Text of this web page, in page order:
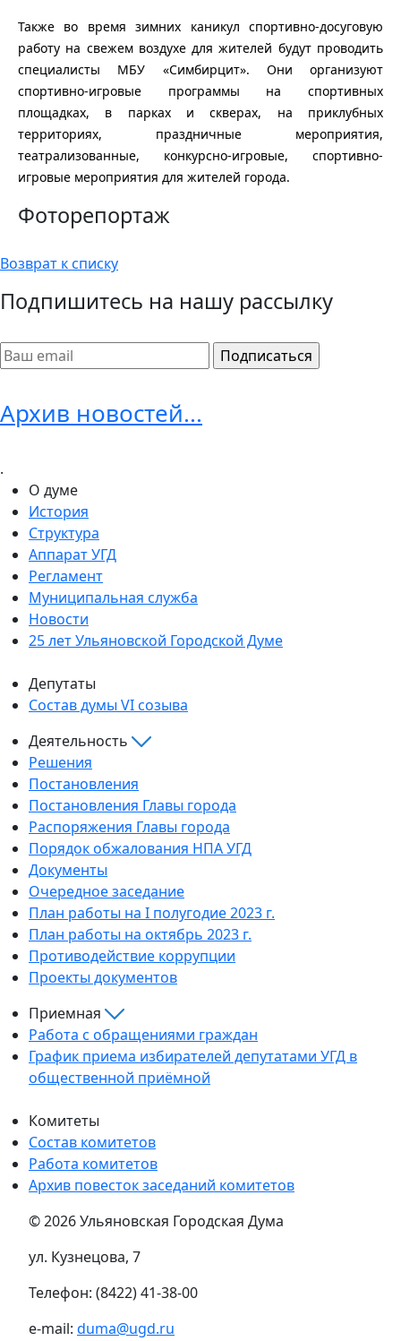
Также во время зимних каникул спортивно-досуговую
работу на свежем воздухе для жителей будут проводить
специалисты МБУ «Симбирцит». Они организуют
спортивно-игровые программы на спортивных
площадках, в парках и скверах, на приклубных
территориях, праздничные мероприятия,
театрализованные, конкурсно-игровые, спортивно-
игровые мероприятия для жителей города.
Фоторепортаж
Возврат к списку
Подпишитесь на нашу рассылку
Архив новостей...
.
О думе
История
Структура
Аппарат УГД
Регламент
Муниципальная служба
Новости
25 лет Ульяновской Городской Думе
Депутаты
Состав думы VI созыва
Деятельность
Решения
Постановления
Постановления Главы города
Распоряжения Главы города
Порядок обжалования НПА УГД
Документы
Очередное заседание
План работы на I полугодие 2023 г.
План работы на октябрь 2023 г.
Противодействие коррупции
Проекты документов
Приемная
Работа с обращениями граждан
График приема избирателей депутатами УГД в
общественной приёмной
Комитеты
Состав комитетов
Работа комитетов
Архив повесток заседаний комитетов
© 2026 Ульяновская Городская Дума
ул. Кузнецова, 7
Телефон: (8422) 41-38-00
e-mail: duma@ugd.ru